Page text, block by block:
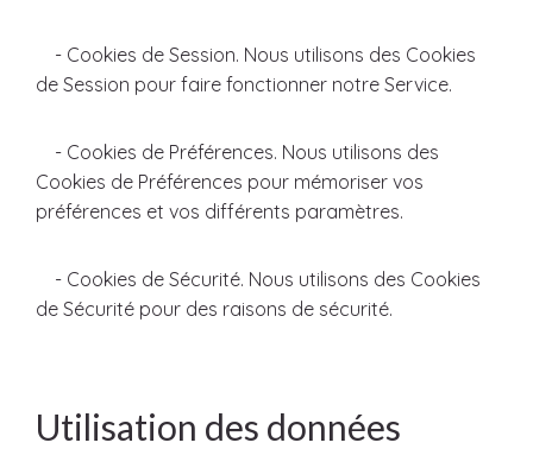
- Cookies de Session. Nous utilisons des Cookies
de Session pour faire fonctionner notre Service.
- Cookies de Préférences. Nous utilisons des
Cookies de Préférences pour mémoriser vos
préférences et vos différents paramètres.
- Cookies de Sécurité. Nous utilisons des Cookies
de Sécurité pour des raisons de sécurité.
Utilisation des données